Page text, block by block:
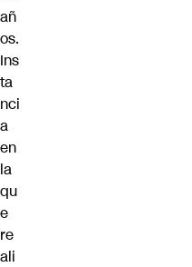
añ
os.
Ins
ta
nci
a
en
la
qu
e
re
ali